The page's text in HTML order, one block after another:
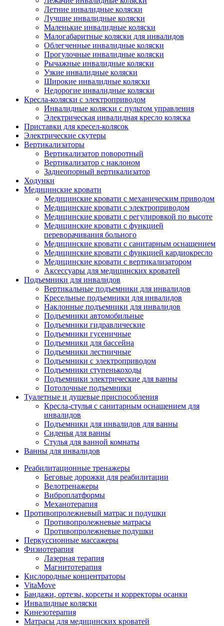
Летние инвалидные коляски
Лучшие инвалидные коляски
Маленькие инвалидные коляски
Малогабаритные коляски для инвалидов
Облегченные инвалидные коляски
Прогулочные инвалидные коляски
Рычажные инвалидные коляски
Узкие инвалидные коляски
Широкие инвалидные коляски
Недорогие инвалидные коляски
Кресла-коляски с электроприводом
Инвалидные коляски с пультом управления
Электрическая инвалидная кресло коляска
Приставки для кресел-колясок
Электрические скутеры
Вертикализаторы
Вертикализатор поворотный
Вертикализатор с наклоном
Заднеопорный вертикализатор
Ходунки
Медицинские кровати
Медицинские кровати с механическим приводом
Медицинские кровати с электроприводом
Медицинские кровати с регулировкой по высоте
Медицинские кровати с функцией
переворачивания больного
Медицинские кровати с санитарным оснащением
Медицинские кровати с функцией кардиокресло
Медицинские кровати с вертикализатором
Аксессуары для медицинских кроватей
Подъемники для инвалидов
Вертикальные подъемники для инвалидов
Кресельные подъемники для инвалидов
Наклонные подъемники для инвалидов
Подъемники автомобильные
Подъемники гидравлические
Подъемники гусеничные
Подъемники для бассейна
Подъемники лестничные
Подъемники с электроприводом
Подъемники ступенькоходы
Подъемники электрические для ванны
Потолочные подъемники
Туалетные и душевые приспособления
Кресла-стулья с санитарным оснащением для
инвалидов
Подъемники для инвалидов для ванны
Сиденья для ванны
Стулья для ванной комнаты
Ванны для инвалидов
Реабилитационные тренажеры
Беговые дорожки для реабилитации
Велотренажеры
Виброплатформы
Механотерапия
Противопролежневый матрас и подушки
Противопролежневые матрасы
Противопролежневые подушки
Перкуссионные массажеры
Физиотерапия
Лазерная терапия
Магнитотерапия
Кислородные концентраторы
VitaMove
Бандажи, ортезы, корсеты и корректоры осанки
Инвалидные коляски
Кинезотерапия
Матрасы для медицинских кроватей